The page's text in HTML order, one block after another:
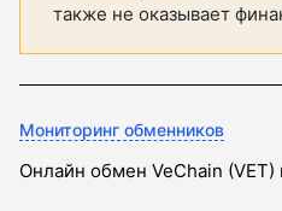
также не оказывает
Мониторинг обменников
Онлайн обмен VeChain (VET)